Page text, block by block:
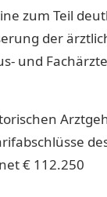
zum Teil
der
und Fachärzte
€ 112.250